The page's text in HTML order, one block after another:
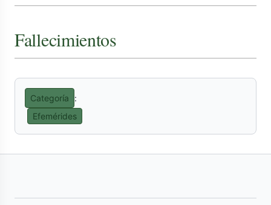
Fallecimientos
Categoría
:
Efemérides